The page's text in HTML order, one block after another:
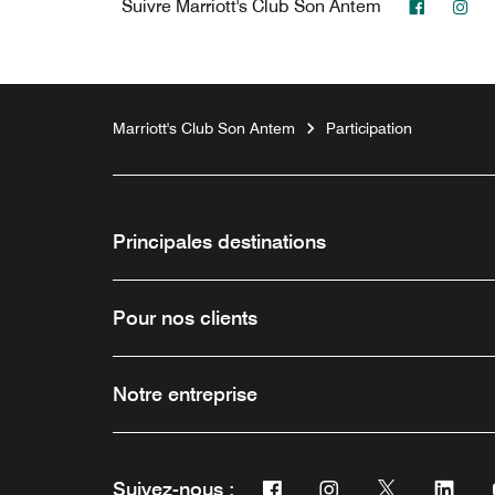
Suivre Marriott's Club Son Antem Facebook
Marriott's Club Son Antem Participation
Principales destinations
Pour nos clients
Notre entreprise
Suivez-nous : FacebookInstagramTwitter